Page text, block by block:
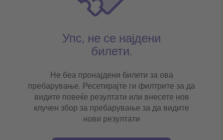
Упс, не се најдени
билети.
Не беа пронајдени билети за ова
пребарување. Ресетирајте ги филтрите за да
видите повеќе резултати или внесете нов
клучен збор за пребарување за да видите
нови резултати